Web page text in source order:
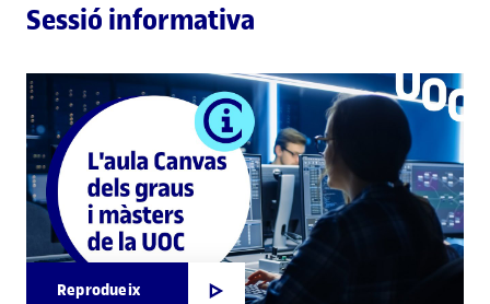
Sessió informativa
Reprodueix